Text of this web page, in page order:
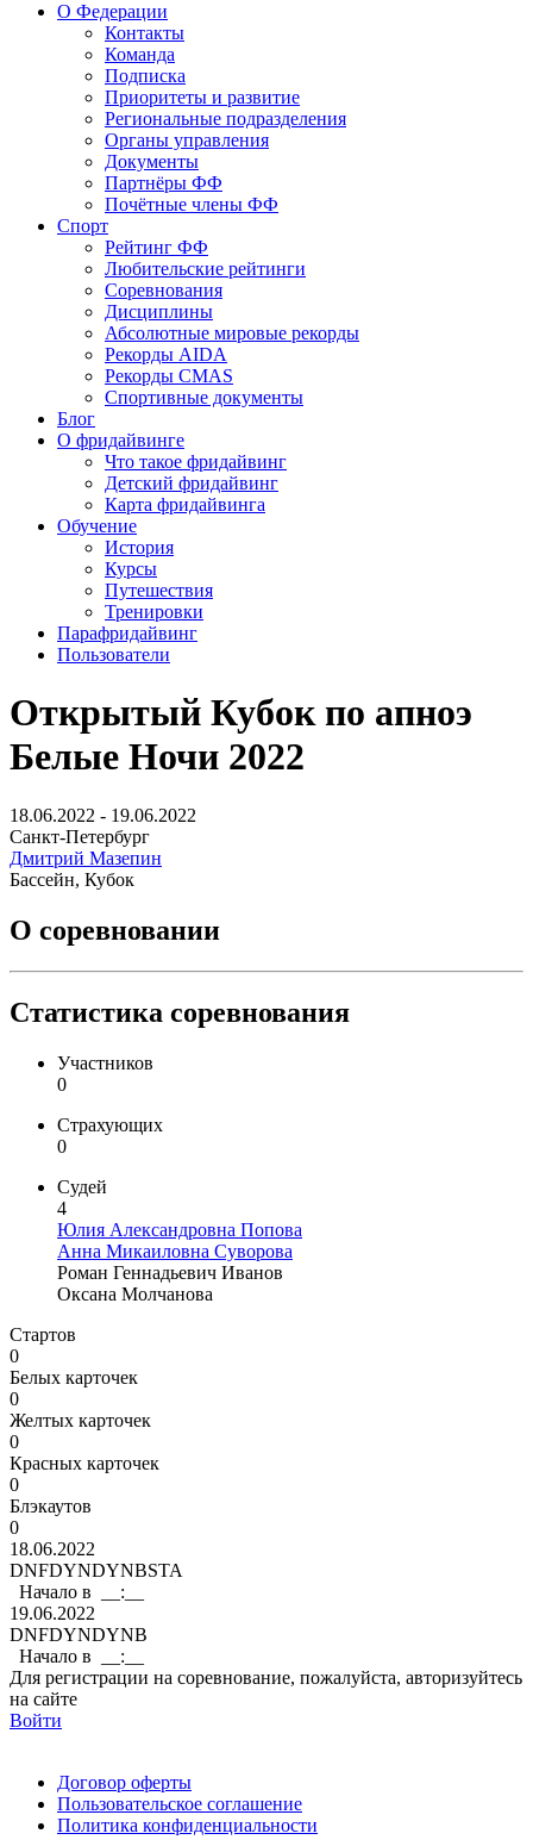
О Федерации
Контакты
Команда
Подписка
Приоритеты и развитие
Региональные подразделения
Органы управления
Документы
Партнёры ФФ
Почётные члены ФФ
Спорт
Рейтинг ФФ
Любительские рейтинги
Соревнования
Дисциплины
Абсолютные мировые рекорды
Рекорды AIDA
Рекорды CMAS
Спортивные документы
Блог
О фридайвинге
Что такое фридайвинг
Детский фридайвинг
Карта фридайвинга
Обучение
История
Курсы
Путешествия
Тренировки
Парафридайвинг
Пользователи
Открытый Кубок по апноэ
Белые Ночи 2022
18.06.2022 - 19.06.2022
Санкт-Петербург
Дмитрий Мазепин
Бассейн, Кубок
О соревновании
Статистика соревнования
Участников
0
Страхующих
0
Судей
4
Юлия Александровна Попова
Анна Микаиловна Суворова
Роман Геннадьевич Иванов
Оксана Молчанова
Стартов
0
Белых карточек
0
Желтых карточек
0
Красных карточек
0
Блэкаутов
0
18.06.2022
DNFDYNDYNBSTA
Начало в
__:__
19.06.2022
DNFDYNDYNB
Начало в
__:__
Для регистрации на соревнование, пожалуйста, авторизуйтесь
на сайте
Войти
Договор оферты
Пользовательское соглашение
Политика конфиденциальности